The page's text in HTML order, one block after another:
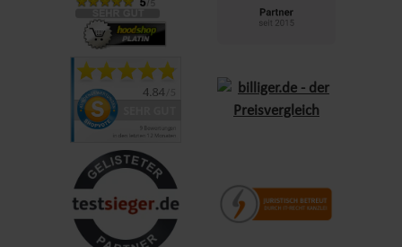
pH-Regulierer: Zur Anpassung des pH-Werts auf den
idealen Bereich von 7,2 bis 7,6.
Desinfektionsmittel:
Keime und Bakterien zu eliminieren.
Algenschutz:
Verhindert die Bildung von Algen und
Trübungen.
Kalkstabilisator: Reduziert Kalkablagerungen und schützt
die Whirlpool-Technik.
Teststreifen oder digitales Messgerät:
regelmäßige Kontrolle der Wasserwerte.